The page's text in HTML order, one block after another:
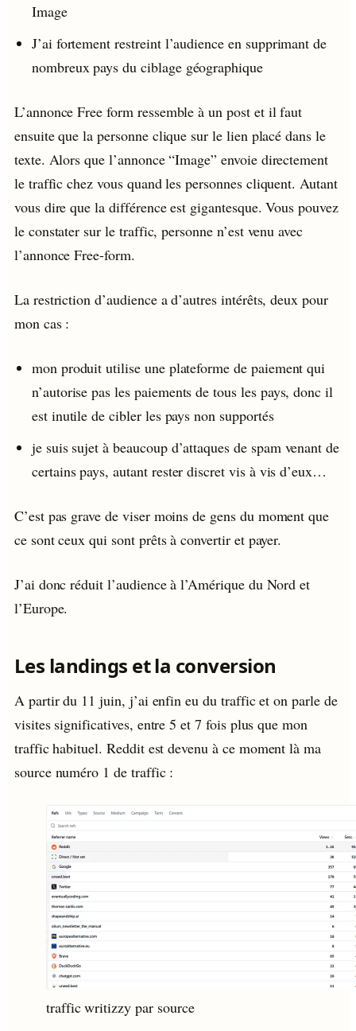
Image
J’ai fortement restreint l’audience en supprimant de
nombreux pays du ciblage géographique
L’annonce Free form ressemble à un post et il faut
ensuite que la personne clique sur le lien placé dans le
texte. Alors que l’annonce “Image” envoie directement
le traffic chez vous quand les personnes cliquent. Autant
vous dire que la différence est gigantesque. Vous pouvez
le constater sur le traffic, personne n’est venu avec
l’annonce Free-form.
La restriction d’audience a d’autres intérêts, deux pour
mon cas :
mon produit utilise une plateforme de paiement qui
n’autorise pas les paiements de tous les pays, donc il
est inutile de cibler les pays non supportés
je suis sujet à beaucoup d’attaques de spam venant de
certains pays, autant rester discret vis à vis d’eux…
C’est pas grave de viser moins de gens du moment que
ce sont ceux qui sont prêts à convertir et payer.
J’ai donc réduit l’audience à l’Amérique du Nord et
l’Europe.
Les landings et la conversion
A partir du 11 juin, j’ai enfin eu du traffic et on parle de
visites significatives, entre 5 et 7 fois plus que mon
traffic habituel. Reddit est devenu à ce moment là ma
source numéro 1 de traffic :
traffic writizzy par source